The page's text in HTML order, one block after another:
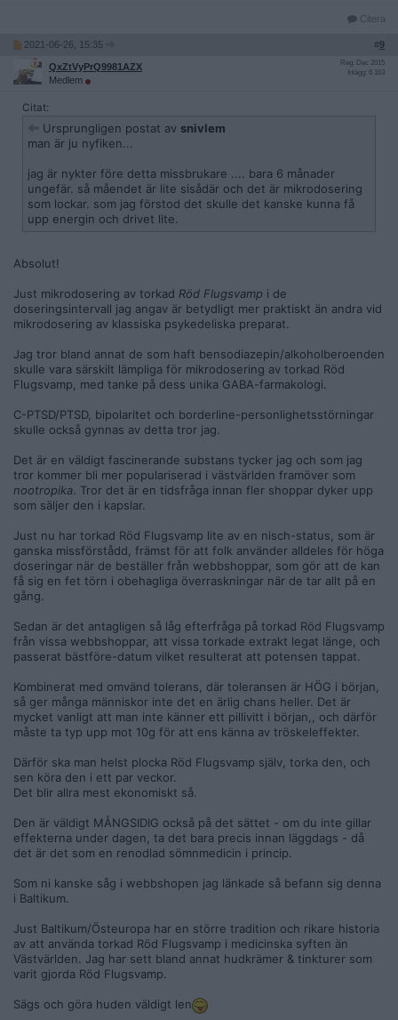
Citera
2021-06-26, 15:35 #9
QxZtVyPrQ9981AZX
Medlem
Reg: Dec 2015
Inlägg: 6 163
Citat:
Ursprungligen postat av snivlem
man är ju nyfiken...
jag är nykter före detta missbrukare .... bara 6 månader
ungefär. så måendet är lite sisådär och det är mikrodosering
som lockar. som jag förstod det skulle det kanske kunna få
upp energin och drivet lite.
Absolut!
Just mikrodosering av torkad Röd Flugsvamp i de
doseringsintervall jag angav är betydligt mer praktiskt än andra vid
mikrodosering av klassiska psykedeliska preparat.
Jag tror bland annat de som haft bensodiazepin/alkoholberoenden
skulle vara särskilt lämpliga för mikrodosering av torkad Röd
Flugsvamp, med tanke på dess unika GABA-farmakologi.
C-PTSD/PTSD, bipolaritet och borderline-personlighetsstörningar
skulle också gynnas av detta tror jag.
Det är en väldigt fascinerande substans tycker jag och som jag
tror kommer bli mer populariserad i västvärlden framöver som
nootropika. Tror det är en tidsfråga innan fler shoppar dyker upp
som säljer den i kapslar.
Just nu har torkad Röd Flugsvamp lite av en nisch-status, som är
ganska missförstådd, främst för att folk använder alldeles för höga
doseringar när de beställer från webbshoppar, som gör att de kan
få sig en fet törn i obehagliga överraskningar när de tar allt på en
gång.
Sedan är det antagligen så låg efterfråga på torkad Röd Flugsvamp
från vissa webbshoppar, att vissa torkade extrakt legat länge, och
passerat bästföre-datum vilket resulterat att potensen tappat.
Kombinerat med omvänd tolerans, där toleransen är HÖG i början,
så ger många människor inte det en ärlig chans heller. Det är
mycket vanligt att man inte känner ett pillivitt i början,, och därför
måste ta typ upp mot 10g för att ens känna av tröskeleffekter.
Därför ska man helst plocka Röd Flugsvamp själv, torka den, och
sen köra den i ett par veckor.
Det blir allra mest ekonomiskt så.
Den är väldigt MÅNGSIDIG också på det sättet - om du inte gillar
effekterna under dagen, ta det bara precis innan läggdags - då
det är det som en renodlad sömnmedicin i princip.
Som ni kanske såg i webbshopen jag länkade så befann sig denna
i Baltikum.
Just Baltikum/Östeuropa har en större tradition och rikare historia
av att använda torkad Röd Flugsvamp i medicinska syften än
Västvärlden. Jag har sett bland annat hudkrämer & tinkturer som
varit gjorda Röd Flugsvamp.
Sägs och göra huden väldigt len